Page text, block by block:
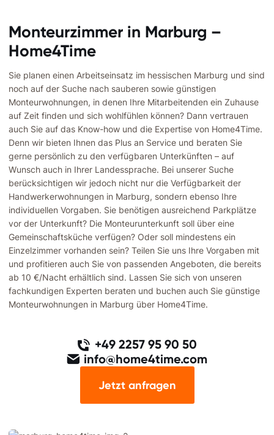
Monteurzimmer in Marburg –
Home4Time
Sie planen einen Arbeitseinsatz im hessischen Marburg und sind
noch auf der Suche nach sauberen sowie günstigen
Monteurwohnungen, in denen Ihre Mitarbeitenden ein Zuhause
auf Zeit finden und sich wohlfühlen können? Dann vertrauen
auch Sie auf das Know-how und die Expertise von Home4Time.
Denn wir bieten Ihnen das Plus an Service und beraten Sie
gerne persönlich zu den verfügbaren Unterkünften – auf
Wunsch auch in Ihrer Landessprache. Bei unserer Suche
berücksichtigen wir jedoch nicht nur die Verfügbarkeit der
Handwerkerwohnungen in Marburg, sondern ebenso Ihre
individuellen Vorgaben. Sie benötigen ausreichend Parkplätze
vor der Unterkunft? Die Monteurunterkunft soll über eine
Gemeinschaftsküche verfügen? Oder soll mindestens ein
Einzelzimmer vorhanden sein? Teilen Sie uns Ihre Vorgaben mit
und profitieren auch Sie von passenden Angeboten, die bereits
ab 10 €/Nacht erhältlich sind. Lassen Sie sich von unseren
fachkundigen Experten beraten und buchen auch Sie günstige
Monteurwohnungen in Marburg über Home4Time.
+49 2257 95 90 50
info@home4time.com
Jetzt anfragen